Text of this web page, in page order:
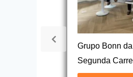
Grupo Bonn
Segunda